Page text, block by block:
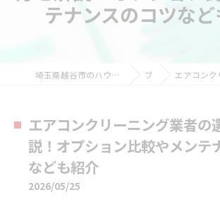
テナンスのコツな
埼玉県越谷市のハウスクリーニングならおそうじ革命越谷大袋店 ブログ エアコンクリーニング業者の選び
エアコンクリーニング業者の
説！オプション比較やメンテ
なども紹介
2026/05/25